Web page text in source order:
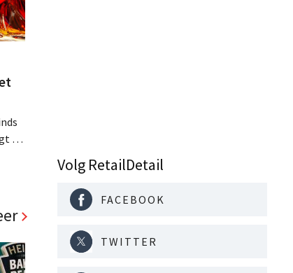
de
Volg RetailDetail
FACEBOOK
TWITTER